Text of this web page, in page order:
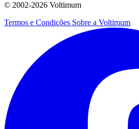
© 2002-2026 Voltimum
Termos e Condições Sobre a Voltimum